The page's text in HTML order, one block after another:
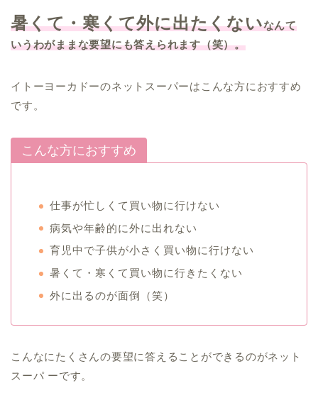
暑くて・寒くて外に出たくないなんて
いうわがままな要望にも答えられます（笑）。
イトーヨーカドーのネットスーパーはこんな方におすすめ
です。
こんな方におすすめ
仕事が忙しくて買い物に行けない
病気や年齢的に外に出れない
育児中で子供が小さく買い物に行けない
暑くて・寒くて買い物に行きたくない
外に出るのが面倒（笑）
こんなにたくさんの要望に答えることができるのがネット
スーパ ーです。